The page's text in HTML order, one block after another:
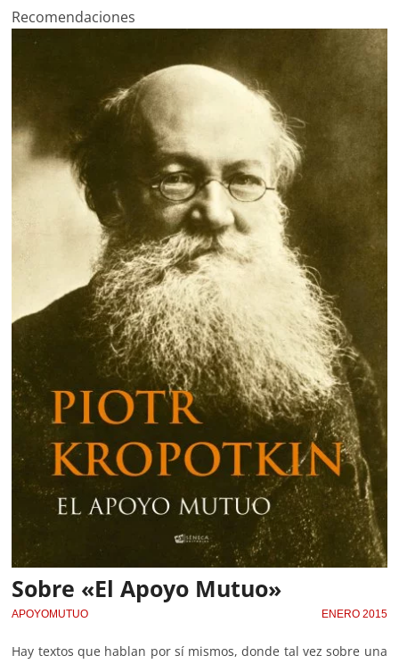
Recomendaciones
Sobre «El Apoyo Mutuo»
APOYOMUTUO ENERO 2015
Hay textos que hablan por sí mismos, donde tal vez sobre una